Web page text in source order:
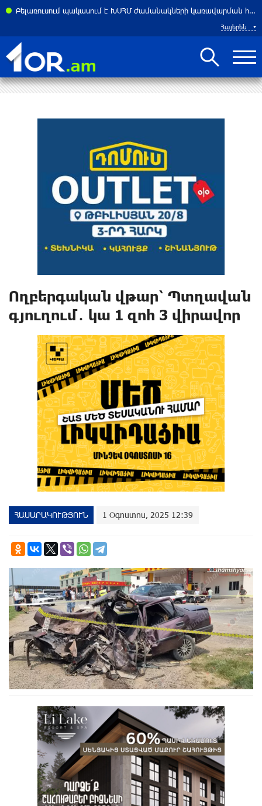
Բելառուսում պակասում է ԽՍՀՄ ժամանակների կառավարման համակարգը․ Լուկաշենկո
Հայերեն
Ողբերգական վթար՝ Պտղավան
գյուղում․ կա 1 զոհ 3 վիրավոր
ՀԱՍԱՐԱԿՈՒԹՅՈՒՆ 1 Օգոստոս, 2025 12:39